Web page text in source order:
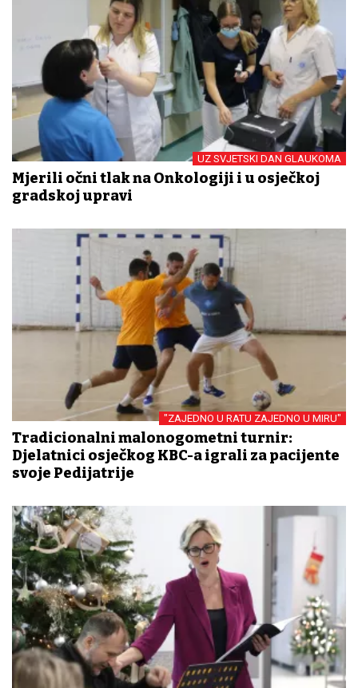
UZ SVJETSKI DAN GLAUKOMA
Mjerili očni tlak na Onkologiji i u osječkoj
gradskoj upravi
"ZAJEDNO U RATU ZAJEDNO U MIRU"
Tradicionalni malonogometni turnir:
Djelatnici osječkog KBC-a igrali za pacijente
svoje Pedijatrije